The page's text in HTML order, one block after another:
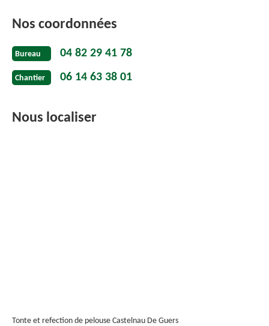
Nos coordonnées
Bureau 04 82 29 41 78
Chantier 06 14 63 38 01
Nous localiser
Tonte et refection de pelouse Castelnau De Guers